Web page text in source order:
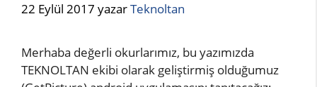
22 Eylül 2017 yazarTeknoltan
Merhaba değerli okurlarımız, bu yazımızda
TEKNOLTAN ekibi olarak geliştirmiş olduğumuz